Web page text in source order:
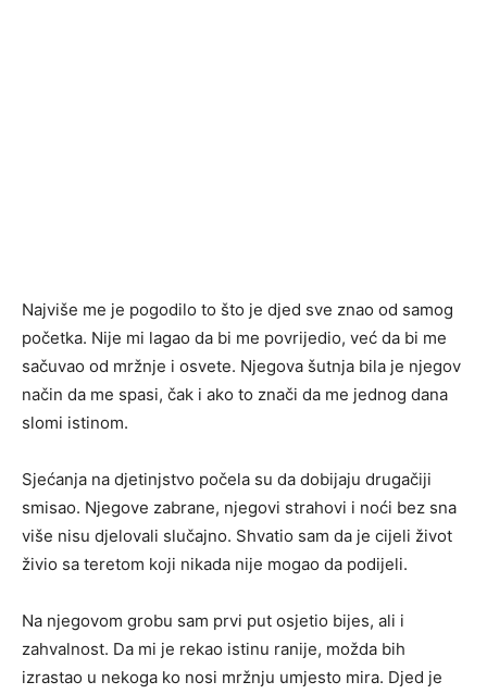
Najviše me je pogodilo to što je djed sve znao od samog
početka. Nije mi lagao da bi me povrijedio, već da bi me
sačuvao od mržnje i osvete. Njegova šutnja bila je njegov
način da me spasi, čak i ako to znači da me jednog dana
slomi istinom.
Sjećanja na djetinjstvo počela su da dobijaju drugačiji
smisao. Njegove zabrane, njegovi strahovi i noći bez sna
više nisu djelovali slučajno. Shvatio sam da je cijeli život
živio sa teretom koji nikada nije mogao da podijeli.
Na njegovom grobu sam prvi put osjetio bijes, ali i
zahvalnost. Da mi je rekao istinu ranije, možda bih
izrastao u nekoga ko nosi mržnju umjesto mira. Djed je